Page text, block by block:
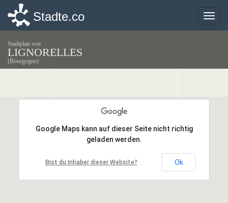
Toggle
Stadte.co
Stadtplan von
LIGNORELLES
(Bourgogne)
Google Maps kann auf dieser Seite nicht richtig
geladen werden.
Bist du Inhaber dieser Website? Ok
Google Maps kann auf dieser Seite nicht richtig
geladen werden.
Bist du Inhaber dieser Website? Ok
Toggle
Stadte.co